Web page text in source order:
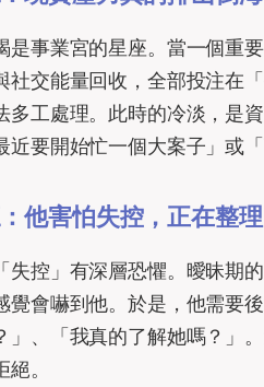
是事業宮的星座。當一個重
社交能量回收，全部投注在
多工處理。此時的冷淡，是
近要開始忙一個大案子」或
他害怕失控，正在整
失控」有深層恐懼。曖昧期
覺會嚇到他。於是，他需要
」、「我真的了解她嗎？」
。